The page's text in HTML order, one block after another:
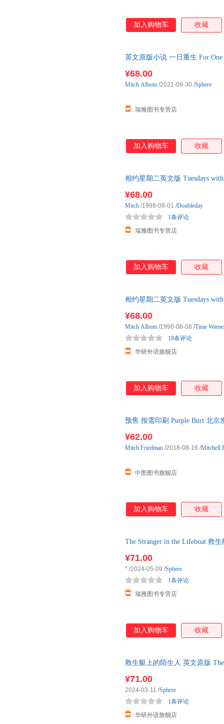
加入购物车 收藏
英文原版小说 一日重生 For
¥68.00
瑞雅图书专营店
Mitch Albom /2021-08-30 /Sphere
加入购物车 收藏
相约星期二英文版 Tuesdays
¥68.00
瑞雅图书专营店
1条评论
Mitch /1998-08-01 /Doubleday
加入购物车 收藏
相约星期二英文版 Tuesdays
¥68.00
华研外语旗舰店
18条评论
Mitch Albom /1998-08-08 /Time
加入购物车 收藏
预售 按需印刷 Purple Burt 北京
¥62.00
中图图书旗舰店
Mitch Friedman /2018-08-16 /Mitchell
加入购物车 收藏
The Stranger in the Lifeboat 救
¥71.00
瑞雅图书专营店
1条评论
* /2024-05-09 /Sphere
加入购物车 收藏
救生艇上的陌生人 英文原版
¥71.00
华研外语旗舰店
1条评论
2024-03-11 /Sphere